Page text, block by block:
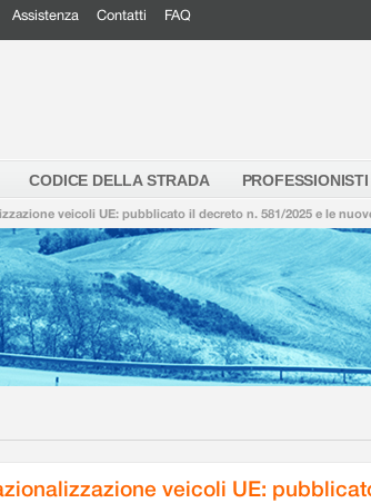
Assistenza Contatti FAQ
CODICE DELLA STRADA PROFESSIONISTI
veicoli UE: pubblicato il decreto n. 581/2025 e le
veicoli UE: